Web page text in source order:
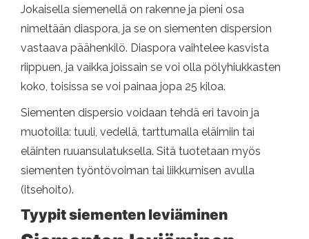
Jokaisella siemenellä on rakenne ja pieni osa
nimeltään diaspora, ja se on siementen dispersion
vastaava päähenkilö. Diaspora vaihtelee kasvista
riippuen, ja vaikka joissain se voi olla pölyhiukkasten
koko, toisissa se voi painaa jopa 25 kiloa.
Siementen dispersio voidaan tehdä eri tavoin ja
muotoilla: tuuli, vedellä, tarttumalla eläimiin tai
eläinten ruuansulatuksella. Sitä tuotetaan myös
siementen työntövoiman tai liikkumisen avulla
(itsehoito).
Tyypit siementen leviäminen